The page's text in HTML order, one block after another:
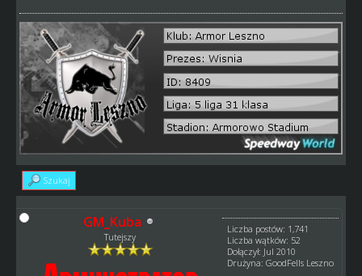
Szukaj
GM_Kuba
Tutejszy
Liczba postów: 1,741
Liczba wątków: 52
Dołączył: Jul 2010
Drużyna: GoodFells Leszno